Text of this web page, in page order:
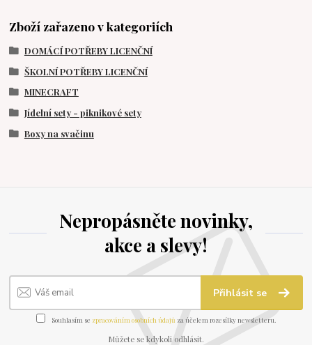
Zboží zařazeno v kategoriích
DOMÁCÍ POTŘEBY LICENČNÍ
ŠKOLNÍ POTŘEBY LICENČNÍ
MINECRAFT
Jídelní sety - piknikové sety
Boxy na svačinu
Nepropásněte novinky,
akce a slevy!
Přihlásit se
Souhlasím se zpracováním osobních údajů za účelem rozesílky newsletteru.
Můžete se kdykoli odhlásit.